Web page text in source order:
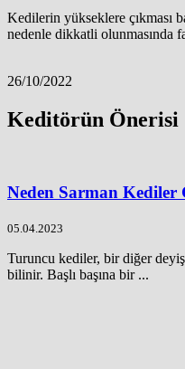
Kedilerin yükseklere çıkması
nedenle dikkatli olunmasında
26/10/2022
Keditörün Önerisi
Neden Sarman Kediler
05.04.2023
Turuncu kediler, bir diğer
bilinir. Başlı başına bir ...